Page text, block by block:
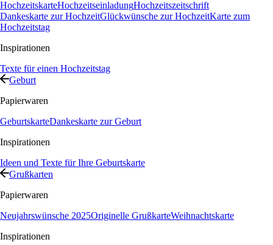
HochzeitskarteHochzeitseinladungHochzeitszeitschrift
Dankeskarte zur HochzeitGlückwünsche zur HochzeitKarte zum
Hochzeitstag
Inspirationen
Texte für einen Hochzeitstag
Geburt
Papierwaren
GeburtskarteDankeskarte zur Geburt
Inspirationen
Ideen und Texte für Ihre Geburtskarte
Grußkarten
Papierwaren
Neujahrswünsche 2025Originelle GrußkarteWeihnachtskarte
Inspirationen